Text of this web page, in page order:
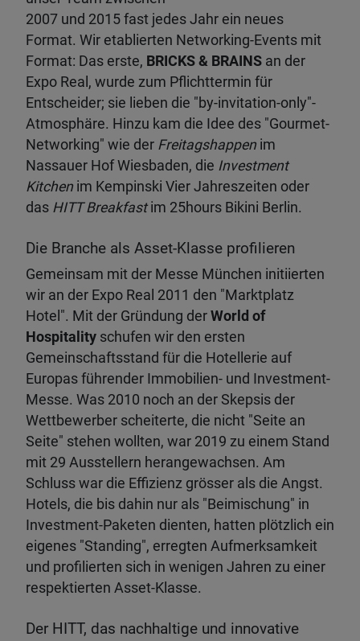
2007 und 2015 fast jedes Jahr ein neues
Format. Wir etablierten Networking-Events mit
Format: Das erste, BRICKS & BRAINS an der
Expo Real, wurde zum Pflichttermin für
Entscheider; sie lieben die "by-invitation-only"-
Atmosphäre. Hinzu kam die Idee des "Gourmet-
Networking" wie der Freitagshappen im
Nassauer Hof Wiesbaden, die Investment
Kitchen im Kempinski Vier Jahreszeiten oder
das HITT Breakfastim 25hours Bikini Berlin.
Die Branche als Asset-Klasse profilieren
Gemeinsam mit der Messe München initiierten
wir an der Expo Real 2011 den "Marktplatz
Hotel". Mit der Gründung der World of
Hospitality schufen wir den ersten
Gemeinschaftsstand für die Hotellerie auf
Europas führender Immobilien- und Investment-
Messe. Was 2010 noch an der Skepsis der
Wettbewerber scheiterte, die nicht "Seite an
Seite" stehen wollten, war 2019 zu einem Stand
mit 29 Ausstellern herangewachsen. Am
Schluss war die Effizienz grösser als die Angst.
Hotels, die bis dahin nur als "Beimischung" in
Investment-Paketen dienten, hatten plötzlich ein
eigenes "Standing", erregten Aufmerksamkeit
und profilierten sich in wenigen Jahren zu einer
respektierten Asset-Klasse.
Der HITT, das nachhaltige und innovative